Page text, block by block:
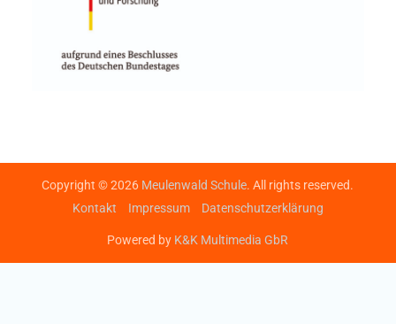
Copyright © 2026 Meulenwald Schule. All rights reserved.
Kontakt
Impressum Datenschutzerklärung
Powered by K&K Multimedia GbR